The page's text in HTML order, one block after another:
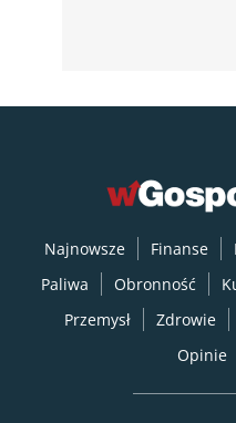
Najnowsze Finanse
Paliwa
Obronność
Przemysł
Zdrowie
Opinie